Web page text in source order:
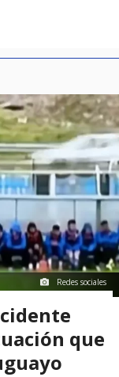
Redes sociales
que